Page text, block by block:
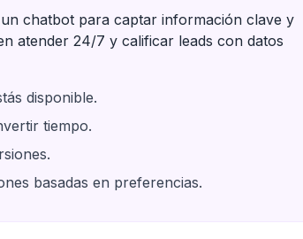
chatbot para captar información clave y
atender 24/7 y calificar leads con datos
disponible.
tiempo.
basadas en preferencias.